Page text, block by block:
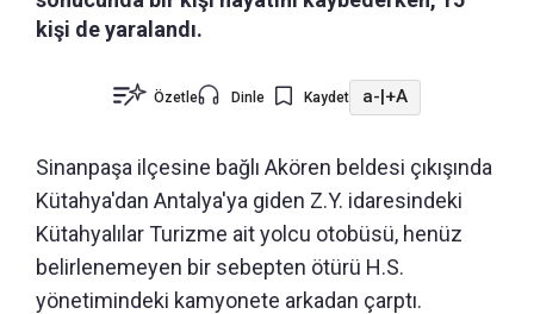
kişi de yaralandı.
Özetle Dinle Kaydet a-|+A
Sinanpaşa ilçesine bağlı Akören beldesi çıkışında
Kütahya'dan Antalya'ya giden Z.Y. idaresindeki
Kütahyalılar Turizme ait yolcu otobüsü, henüz
belirlenemeyen bir sebepten ötürü H.S.
yönetimindeki kamyonete arkadan çarptı.